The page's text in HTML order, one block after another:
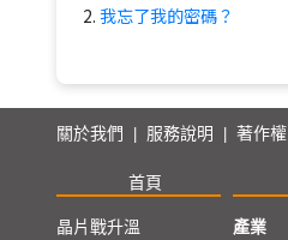
我忘了我的密碼？
關於我們 服務說明 著作權
首頁
晶片戰升溫
產業